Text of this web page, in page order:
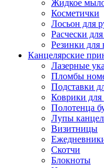
Жидкое
Косметички
Лосьон для
Расчески
Резинки для
Канцелярские
Лазерные
Пломбы
Подставки
Коврики для
Полотенца
Лупы
Визитницы
Скотчи
Блокноты